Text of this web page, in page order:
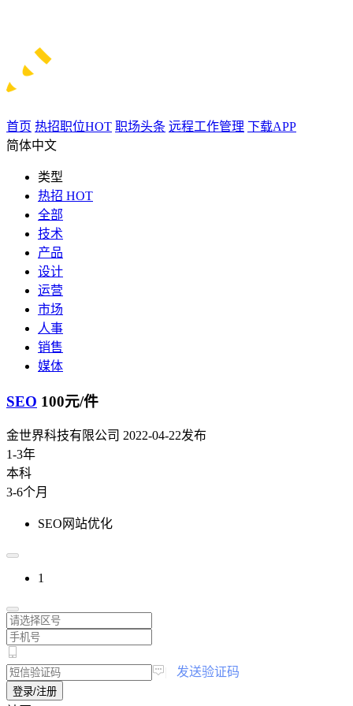
首页 热招职位HOT 职场头条 远程工作管理 下载APP
简体中文
类型
热招 HOT
全部
技术
产品
设计
运营
市场
人事
销售
媒体
SEO 100元/件
金世界科技有限公司 2022-04-22发布
1-3年
本科
3-6个月
SEO网站优化
1
发送验证码
登录/注册